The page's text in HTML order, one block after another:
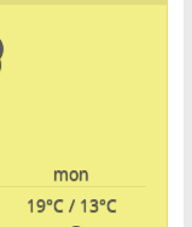
mon
19°C/ 13°C